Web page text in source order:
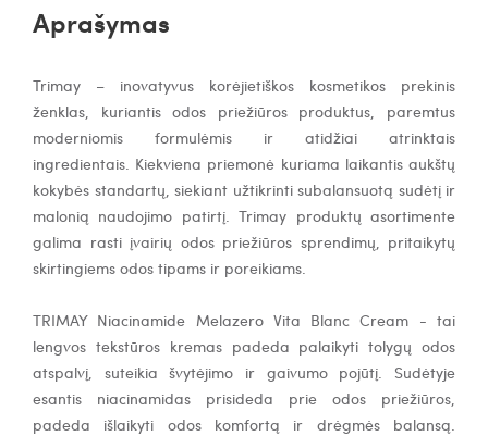
Aprašymas
Trimay – inovatyvus korėjietiškos kosmetikos prekinis
ženklas, kuriantis odos priežiūros produktus, paremtus
moderniomis formulėmis ir atidžiai atrinktais
ingredientais. Kiekviena priemonė kuriama laikantis aukštų
kokybės standartų, siekiant užtikrinti subalansuotą sudėtį ir
malonią naudojimo patirtį. Trimay produktų asortimente
galima rasti įvairių odos priežiūros sprendimų, pritaikytų
skirtingiems odos tipams ir poreikiams.
TRIMAY Niacinamide Melazero Vita Blanc Cream - tai
lengvos tekstūros kremas padeda palaikyti tolygų odos
atspalvį, suteikia švytėjimo ir gaivumo pojūtį. Sudėtyje
esantis niacinamidas prisideda prie odos priežiūros,
padeda išlaikyti odos komfortą ir drėgmės balansą.